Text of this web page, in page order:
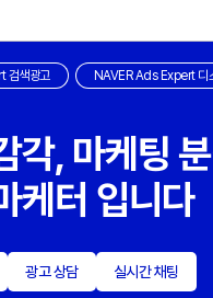
검색광고 NAVER Ads Expert 디
각, 마케팅
케터 입니다
광고 상담 실시간 채팅